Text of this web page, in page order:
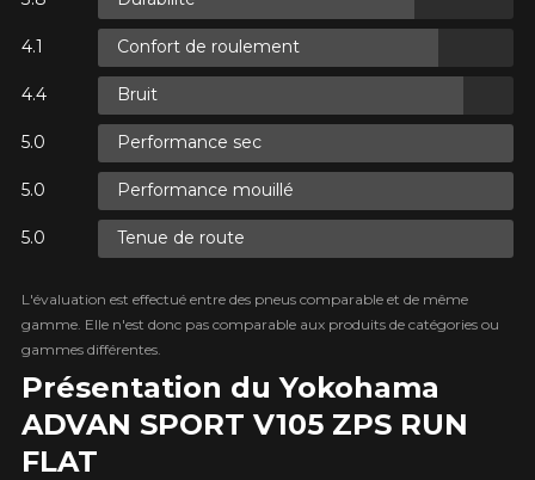
SUR
SUR
Présentation du Yokohama
ADVAN SPORT V105 ZPS RUN
FLAT
Confort de roulement
Bruit
Performance sec
Performance mouillé
Tenue de route
L'évaluation est effectué entre des pneus comparable et de même
gamme. Elle n'est donc pas comparable aux produits de catégories ou
gammes différentes.
Votre véhicule
Marque
Modèle